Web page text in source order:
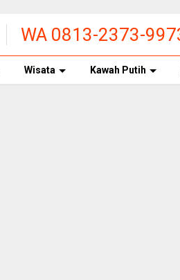
WA 0813-2373-
PANAS ALAMI
BANDUNG
Wisata Kawah Putih